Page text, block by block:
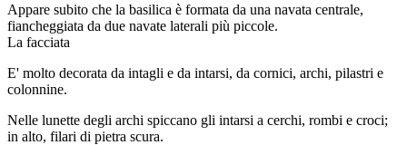
Appare subito che la basilica è formata da una navata centrale,
fiancheggiata da due navate laterali più piccole.
La facciata
E' molto decorata da intagli e da intarsi, da cornici, archi, pilastri e
colonnine.
Nelle lunette degli archi spiccano gli intarsi a cerchi, rombi e croci;
in alto, filari di pietra scura.